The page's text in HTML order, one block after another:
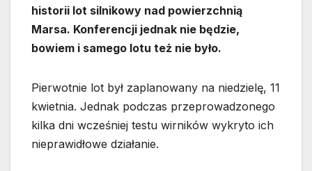
historii lot silnikowy nad powierzchnią
Marsa. Konferencji jednak nie będzie,
bowiem i samego lotu też nie było.
Pierwotnie lot był zaplanowany na niedzielę, 11
kwietnia. Jednak podczas przeprowadzonego
kilka dni wcześniej testu wirników wykryto ich
nieprawidłowe działanie.